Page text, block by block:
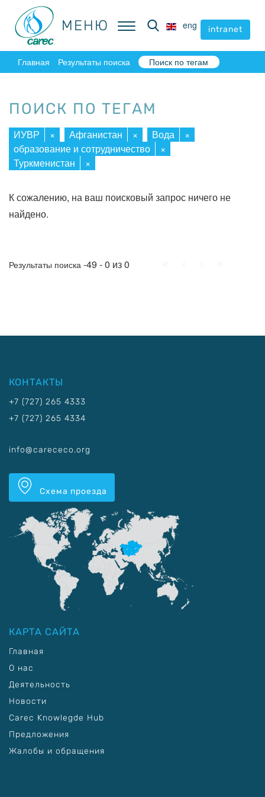
МЕНЮ eng intranet
МЕНЮ eng intranet
Главная Результаты поиска Поиск по тегам
ПОИСК ПО ТЕГАМ
ИУВР × Афганистан × Вода
×
образование и сотрудничество
×
Туркменистан
×
К сожалению, на ваш поисковый запрос ничего не
найдено.
Результаты поиска -49 - 0 из 0
КОНТАКТЫ
+7 (727) 265 4333
+7 (727) 265 4334
info@carececo.org
Схема проезда
КАРТА САЙТА
Главная
О нас
Деятельность
Новости
Carec Knowlegde Hub
Предложения
Жалобы и обращения